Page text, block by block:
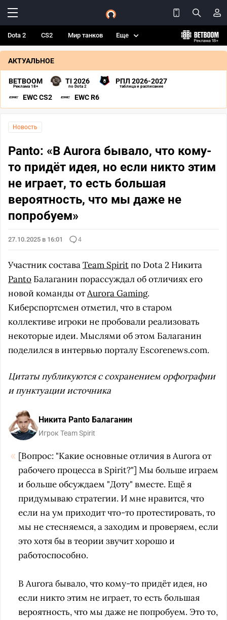
Dota 2 CS2 Мир танков Еще
АКТУАЛЬНОЕ
BETBOOM
Реклама 18+
TI 2026
по Dota 2
РПЛ 2026-2027
таблица и расписание
EWC CS2 EWC R6
Новость
Panto: «В Aurora бывало, что кому-
то придёт идея, но если никто этим
не играет, то есть большая
вероятность, что мы даже не
попробуем»
27.10.2025 в 16:01 4
Участник составаTeam Spiritпо Dota 2 Никита
Panto Балаганин порассуждал об отличиях его
новой команды отAurora Gaming.
Киберспортсмен отметил, что в старом
коллективе игроки не пробовали реализовать
некоторые идеи. Мыслями об этом Балаганин
поделился в интервью порталу Escorenews.com.
Цитаты публикуются с сохранением орфографии
и пунктуации источника
Никита Panto Балаганин
Игрок Team Spirit
[Вопрос: "Какие основные отличия в Aurora от
рабочего процесса в Spirit?"] Мы больше играем
и больше обсуждаем "Доту" вместе. Ещё я
придумываю стратегии. И мне нравится, что
если на ум приходит что-то протестировать, то
мы не стесняемся, а заходим и проверяем, если
это хотя бы в теории звучит хорошо и
работоспособно.
В Aurora бывало, что кому-то придёт идея, но
если никто этим не играет, то есть большая
вероятность, что мы даже не попробуем. Это то,